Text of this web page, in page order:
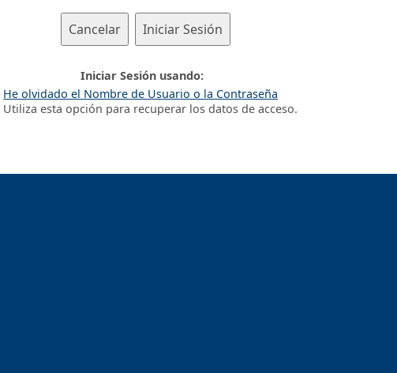
Cancelar Iniciar Sesión
Iniciar Sesión usando:
He olvidado el Nombre de Usuario o la Contraseña
Utiliza esta opción para recuperar los datos de acceso.